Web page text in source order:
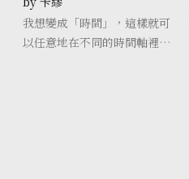
我想變成「時間」，這樣就可
以任意地在不同的時間軸裡流